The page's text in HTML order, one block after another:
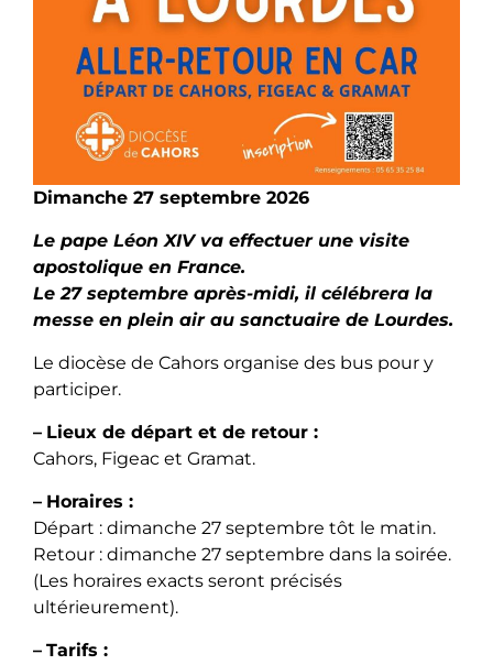
Dimanche 27 septembre 2026
Le pape Léon XIV va effectuer une visite
apostolique en France.
Le 27 septembre après-midi, il célébrera la
messe en plein air au sanctuaire de Lourdes.
Le diocèse de Cahors organise des bus pour y
participer.
– Lieux de départ et de retour :
Cahors, Figeac et Gramat.
– Horaires :
Départ : dimanche 27 septembre tôt le matin.
Retour : dimanche 27 septembre dans la soirée.
(Les horaires exacts seront précisés
ultérieurement).
– Tarifs :